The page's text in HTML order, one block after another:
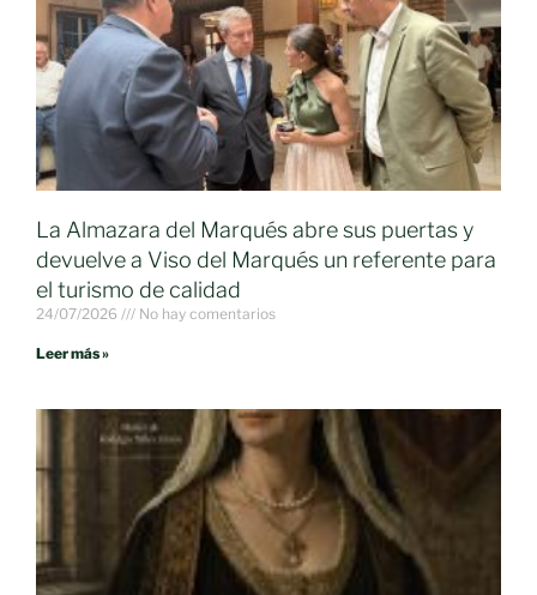
La Almazara del Marqués abre sus puertas y
devuelve a Viso del Marqués un referente para
el turismo de calidad
24/07/2026 No hay comentarios
Leer más »